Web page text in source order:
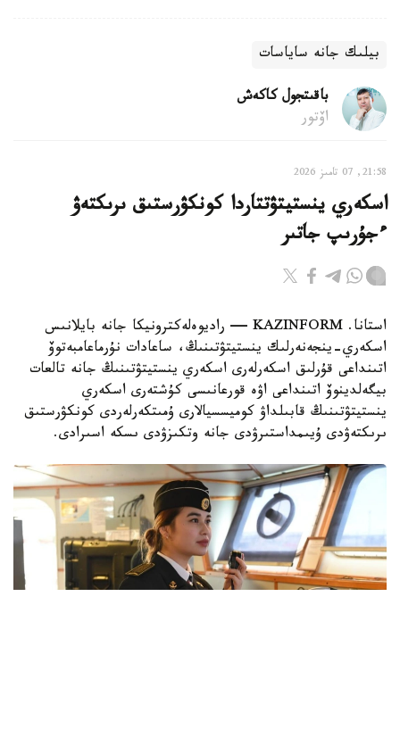
بيلىك جانە ساياسات
باقىتجول كاكەش
اۆتور
21:58, 07 تامىز 2026
اسكەري ينستيتۋتتاردا كونكۋرستىق ىرىكتەۋ
ءجۇرىپ جاتىر
استانا. KAZINFORM — راديوەلەكترونيكا جانە بايلانىس
اسكەري-ينجەنەرلىك ينستيتۋتىنىڭ، ساعادات نۇرماعامبەتوۆ
اتىنداعى قۇرلىق اسكەرلەرى اسكەري ينستيتۋتىنىڭ جانە تالعات
بيگەلدينوۆ اتىنداعى اۋە قورعانىسى كۇشتەرى اسكەري
ينستيتۋتىنىڭ قابىلداۋ كوميسسيالارى ۇمىتكەرلەردى كونكۋرستىق
ىرىكتەۋدى ۇيىمداستىرۋدى جانە وتكىزۋدى ىسكە اسىرادى.